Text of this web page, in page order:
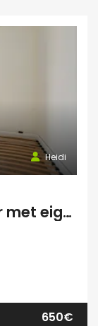
Heidi
Prachtige studentenkamer met eigen sanitair.
650€